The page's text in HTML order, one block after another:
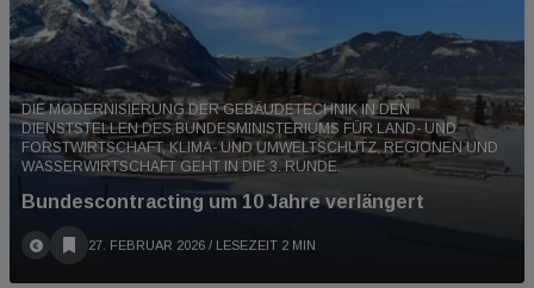
DIE MODERNISIERUNG DER GEBÄUDETECHNIK IN DEN
DIENSTSTELLEN DES BUNDESMINISTERIUMS FÜR LAND- UND
FORSTWIRTSCHAFT, KLIMA- UND UMWELTSCHUTZ, REGIONEN UND
WASSERWIRTSCHAFT GEHT IN DIE 3. RUNDE.
Bundescontracting um 10 Jahre verlängert
27. FEBRUAR 2026 / LESEZEIT 2 MIN